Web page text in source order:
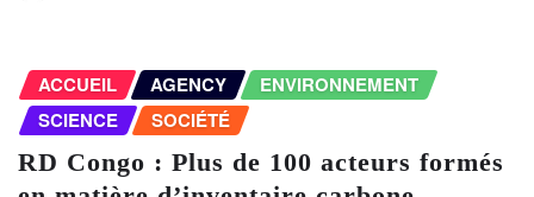
ACCUEIL AGENCY
ENVIRONNEMENT
SCIENCE
SOCIÉTÉ
RD Congo : Plus de 100 acteurs formés